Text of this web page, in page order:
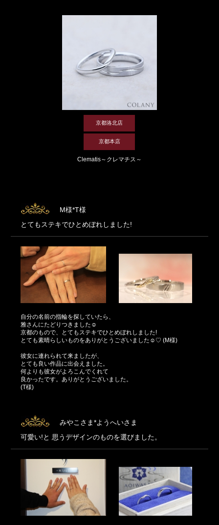
京都洛北店
京都本店
Clematis～クレマチス～
M様*T様
とてもステキでひとめぼれしました!
自分の名前の指輪を探していたら、
雅さんにたどりつきました☺
京都のもので、とてもステキでひとめぼれしました!
とても素晴らしいものをありがとうございました☺♡ (M様)
彼女に連れられて来ましたが、
とても良い作品に出会えました。
何よりも彼女がよろこんでくれて
良かったです。ありがとうございました。
(T様)
みやこさま*ようへいさま
可愛い!と 思うデザインのものを選びました。